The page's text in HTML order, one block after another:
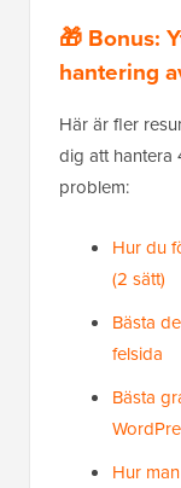
🎁 Bonus:
hantering
Här är fler
dig att hantera
problem:
Hur du
(2 sätt)
Bästa
felsida
Bästa
Hur